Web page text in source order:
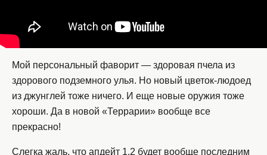
Мой персональный фаворит — здоровая пчела из
здорового подземного улья. Но новый цветок-людоед
из джунглей тоже ничего. И еще новые оружия тоже
хороши. Да в новой «Террарии» вообще все
прекрасно!
Слегка жаль, что апдейт 1.2 будет вообще последним